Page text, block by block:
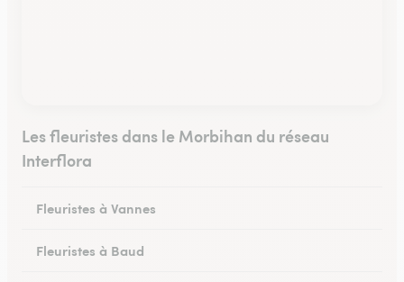
Les fleuristes dans le Morbihan du réseau
Interflora
Fleuristes à Vannes
Fleuristes à Baud